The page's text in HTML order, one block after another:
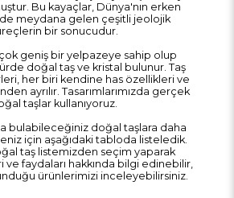
Bu kayaçlar, Dünya'nın erken
meydana gelen çeşitli jeolojik
bir sonucudur.
geniş bir yelpazeye sahip olup
doğal taş ve kristal bulunur. Taş
her biri kendine has özellikleri ve
ayrılır. Tasarımlarımızda gerçek
taşlar kullanıyoruz.
bulabileceğiniz doğal taşlara daha
için aşağıdaki tabloda listeledik.
taş listemizden seçim yaparak
ve faydaları hakkında bilgi edinebilir,
ürünlerimizi inceleyebilirsiniz.